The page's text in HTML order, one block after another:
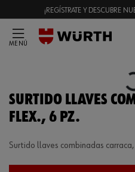
¡REGÍSTRATE Y DESCUBRE
MENÚ
SURTIDO LLAVES
FLEX., 6 PZ.
Surtido llaves combinadas